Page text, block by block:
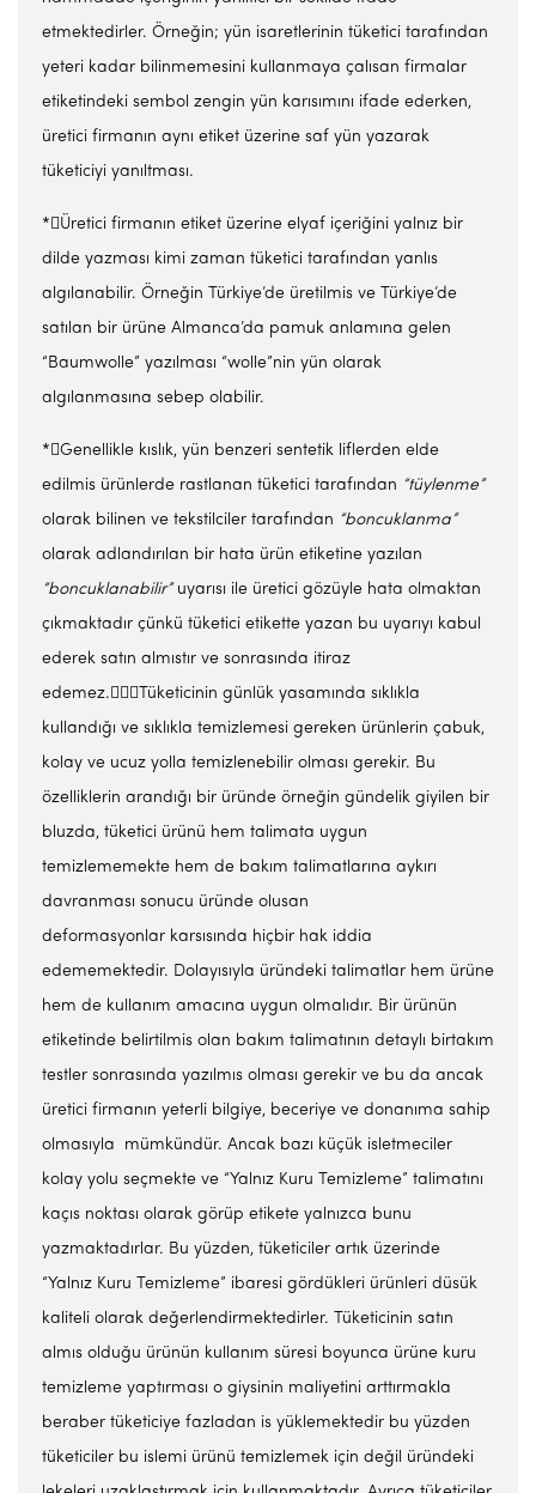
etmektedirler. Örneğin; yün isaretlerinin tüketici tarafından
yeteri kadar bilinmemesini kullanmaya çalısan firmalar
etiketindeki sembol zengin yün karısımını ifade ederken,
üretici firmanın aynı etiket üzerine saf yün yazarak
tüketiciyi yanıltması.
*Üretici firmanın etiket üzerine elyaf içeriğini yalnız bir
dilde yazması kimi zaman tüketici tarafından yanlıs
algılanabilir. Örneğin Türkiye’de üretilmis ve Türkiye’de
satılan bir ürüne Almanca’da pamuk anlamına gelen
“Baumwolle” yazılması “wolle”nin yün olarak
algılanmasına sebep olabilir.
*Genellikle kıslık, yün benzeri sentetik liflerden elde
edilmis ürünlerde rastlanan tüketici tarafından “tüylenme”
olarak bilinen ve tekstilciler tarafından “boncuklanma”
olarak adlandırılan bir hata ürün etiketine yazılan
“boncuklanabilir” uyarısı ile üretici gözüyle hata olmaktan
çıkmaktadır çünkü tüketici etikette yazan bu uyarıyı kabul
ederek satın almıstır ve sonrasında itiraz
edemez.Tüketicinin günlük yasamında sıklıkla
kullandığı ve sıklıkla temizlemesi gereken ürünlerin çabuk,
kolay ve ucuz yolla temizlenebilir olması gerekir. Bu
özelliklerin arandığı bir üründe örneğin gündelik giyilen bir
bluzda, tüketici ürünü hem talimata uygun
temizlememekte hem de bakım talimatlarına aykırı
davranması sonucu üründe olusan
deformasyonlar karsısında hiçbir hak iddia
edememektedir. Dolayısıyla üründeki talimatlar hem ürüne
hem de kullanım amacına uygun olmalıdır. Bir ürünün
etiketinde belirtilmis olan bakım talimatının detaylı birtakım
testler sonrasında yazılmıs olması gerekir ve bu da ancak
üretici firmanın yeterli bilgiye, beceriye ve donanıma sahip
olmasıyla mümkündür. Ancak bazı küçük isletmeciler
kolay yolu seçmekte ve “Yalnız Kuru Temizleme” talimatını
kaçıs noktası olarak görüp etikete yalnızca bunu
yazmaktadırlar. Bu yüzden, tüketiciler artık üzerinde
“Yalnız Kuru Temizleme” ibaresi gördükleri ürünleri düsük
kaliteli olarak değerlendirmektedirler. Tüketicinin satın
almıs olduğu ürünün kullanım süresi boyunca ürüne kuru
temizleme yaptırması o giysinin maliyetini arttırmakla
beraber tüketiciye fazladan is yüklemektedir bu yüzden
tüketiciler bu islemi ürünü temizlemek için değil üründeki